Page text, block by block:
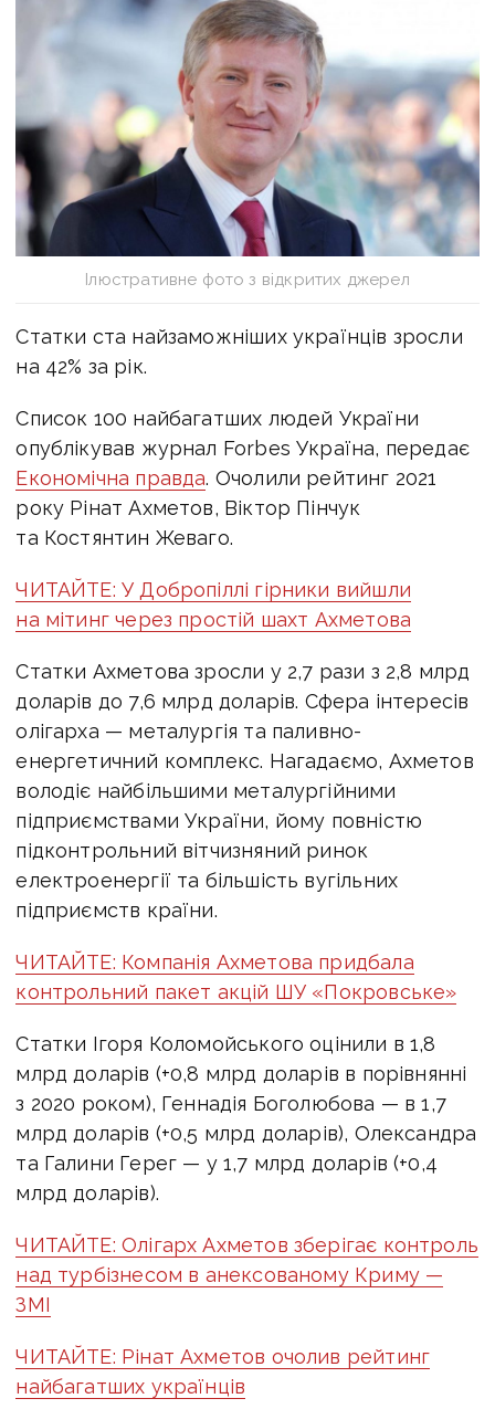
Ілюстративне фото з відкритих джерел
Статки ста найзаможніших українців зросли
на 42% за рік.
Список 100 найбагатших людей України
опублікував журнал Forbes Україна, передає
Економічна правда. Очолили рейтинг 2021
року Рінат Ахметов, Віктор Пінчук
та Костянтин Жеваго.
ЧИТАЙТЕ: У Добропіллі гірники вийшли
на мітинг через простій шахт Ахметова
Статки Ахметова зросли у 2,7 рази з 2,8 млрд
доларів до 7,6 млрд доларів. Сфера інтересів
олігарха — металургія та паливно-
енергетичний комплекс. Нагадаємо, Ахметов
володіє найбільшими металургійними
підприємствами України, йому повністю
підконтрольний вітчизняний ринок
електроенергії та більшість вугільних
підприємств країни.
ЧИТАЙТЕ: Компанія Ахметова придбала
контрольний пакет акцій ШУ «Покровське»
Статки Ігоря Коломойського оцінили в 1,8
млрд доларів (+0,8 млрд доларів в порівнянні
з 2020 роком), Геннадія Боголюбова — в 1,7
млрд доларів (+0,5 млрд доларів), Олександра
та Галини Герег — у 1,7 млрд доларів (+0,4
млрд доларів).
ЧИТАЙТЕ: Олігарх Ахметов зберігає контроль
над турбізнесом в анексованому Криму —
ЗМІ
ЧИТАЙТЕ: Рінат Ахметов очолив рейтинг
найбагатших українців